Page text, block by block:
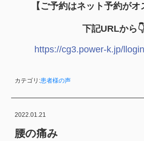
【ご予約はネット予約がオ
下記URLから👇
https://cg3.power-k.jp/
カテゴリ:患者様の声
2022.01.21
腰の痛み